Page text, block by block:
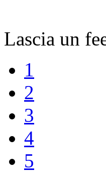
Lascia un
1
2
3
4
5